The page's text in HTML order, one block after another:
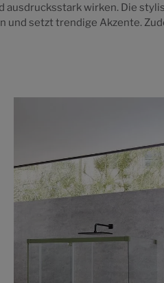
ausdrucksstark wirken. Die
und setzt trendige Akzente.